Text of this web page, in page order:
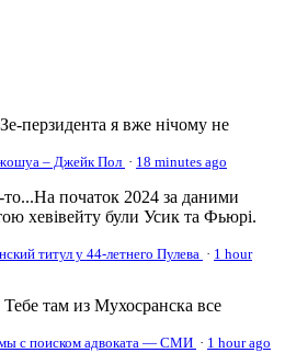
перзидента я вже нічому не
– Джейк Пол · 18 minutes ago
то...На початок 2024 за даними
хевівейту були Усик та Фьюрі.
титул у 44-летнего Пулева · 1 hour
Тебе там из Мухосранска все
с поиском адвоката — СМИ · 1 hour ago